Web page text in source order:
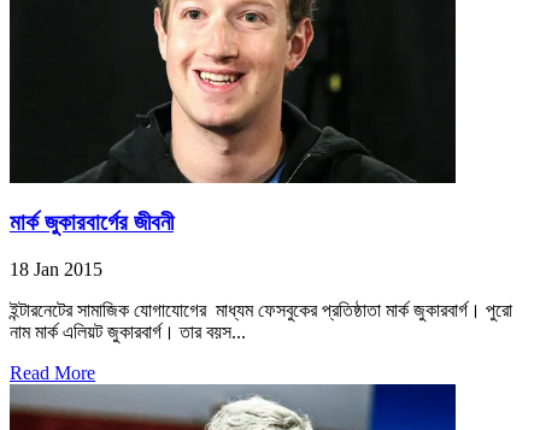
মার্ক জুকারবার্গের জীবনী
18 Jan 2015
ইন্টারনেটের সামাজিক যোগাযোগের মাধ্যম ফেসবুকের প্রতিষ্ঠাতা মার্ক জুকারবার্গ। পুরো
নাম মার্ক এলিয়ট জুকারবার্গ। তার বয়স...
Read More